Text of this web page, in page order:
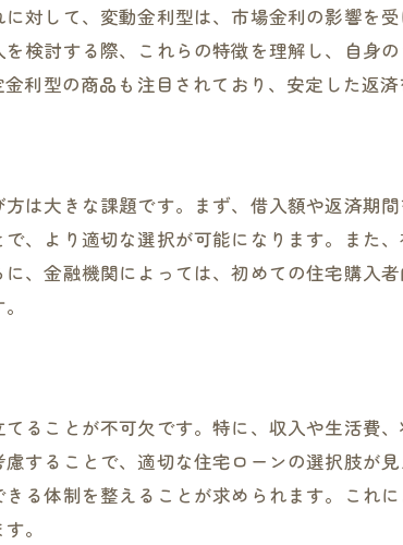
産事情を反映したローン選び
して住宅性能を引き出す住宅ローン計画
に適した住宅性能とは
境を実現するためのローン活用法
の金融機関を利用する利点
資産価値向上の関連性
価値を見据えたローン計画
変動に対応するローン戦略
アとの比較から見るローン選択
の市場リスクと対策
対して、変動金利型は、市場金利の影響を
検討する際、これらの特徴を理解し、自身
利型の商品も注目されており、安定した返済
は大きな課題です。まず、借入額や返済期
、より適切な選択が可能になります。また
、金融機関によっては、初めての住宅購入
ることが不可欠です。特に、収入や生活費
することで、適切な住宅ローンの選択肢が
る体制を整えることが求められます。これ
。